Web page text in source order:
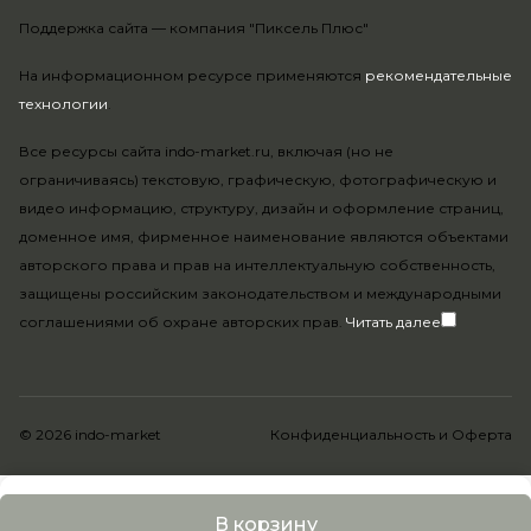
В корзину
На информационном ресурсе применяются рекомендательные
технологии.
Все ресурсы сайта indo-market.ru, включая (но не
ограничиваясь) текстовую, графическую, фотографическую и
видео информацию, структуру, дизайн и оформление страниц,
доменное имя, фирменное наименование являются объектами
авторского права и прав на интеллектуальную собственность,
защищены российским законодательством и международными
соглашениями об охране авторских прав. Читать далее
Поддержка сайта — компания "Пиксель Плюс"
© 2026 indo-market Конфиденциальность и Оферта